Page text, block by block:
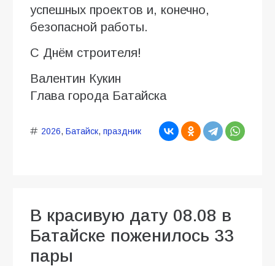
успешных проектов и, конечно,
безопасной работы.
С Днём строителя!
Валентин Кукин
Глава города Батайска
2026, Батайск, праздник
В красивую дату 08.08 в
Батайске поженилось 33
пары